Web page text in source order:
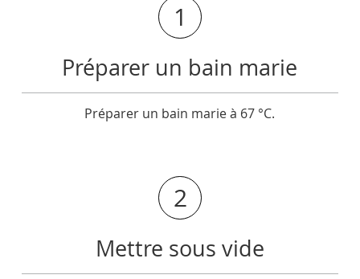
1
Préparer un bain marie
Préparer un bain marie à 67 °C.
2
Mettre sous vide